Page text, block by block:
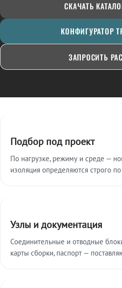
СКАЧАТЬ
КОНФИГУРАТОР
ЗАПРОСИТЬ
Подбор под проект
По нагрузке, режиму и среде —
изоляция определяются строго
Узлы и документация
Соединительные и отводные
карты сборки, паспорт —